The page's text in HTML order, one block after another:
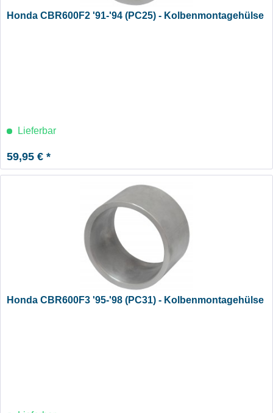
Honda CBR600F2 '91-'94 (PC25) - Kolbenmontagehülse
Lieferbar
59,95 € *
Honda CBR600F3 '95-'98 (PC31) - Kolbenmontagehülse